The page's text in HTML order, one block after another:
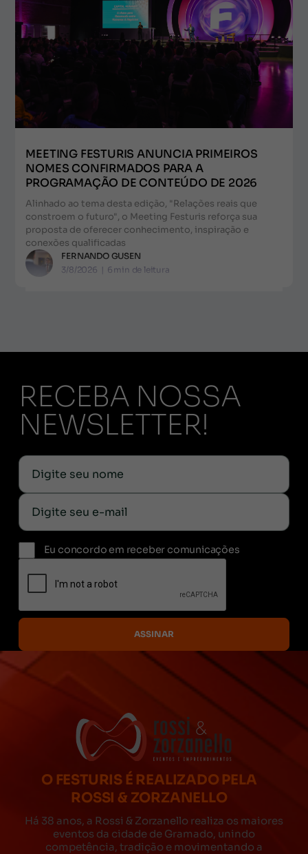
MEETING FESTURIS ANUNCIA PRIMEIROS
NOMES CONFIRMADOS PARA A
PROGRAMAÇÃO DE CONTEÚDO DE 2026
Alinhado ao tema desta edição, "Relações reais que
constroem o futuro", o Meeting Festuris reforça sua
proposta de oferecer conhecimento, inspiração e
conexões qualificadas
FERNANDO GUSEN
3/8/2026 | 6 min de leitura
RECEBA NOSSA
NEWSLETTER!
Eu concordo em receber comunicações
O FESTURIS É REALIZADO PELA
ROSSI & ZORZANELLO
Há 38 anos, a Rossi & Zorzanello realiza os maiores
eventos da cidade de Gramado, unindo
competência, tradição e movimentando a